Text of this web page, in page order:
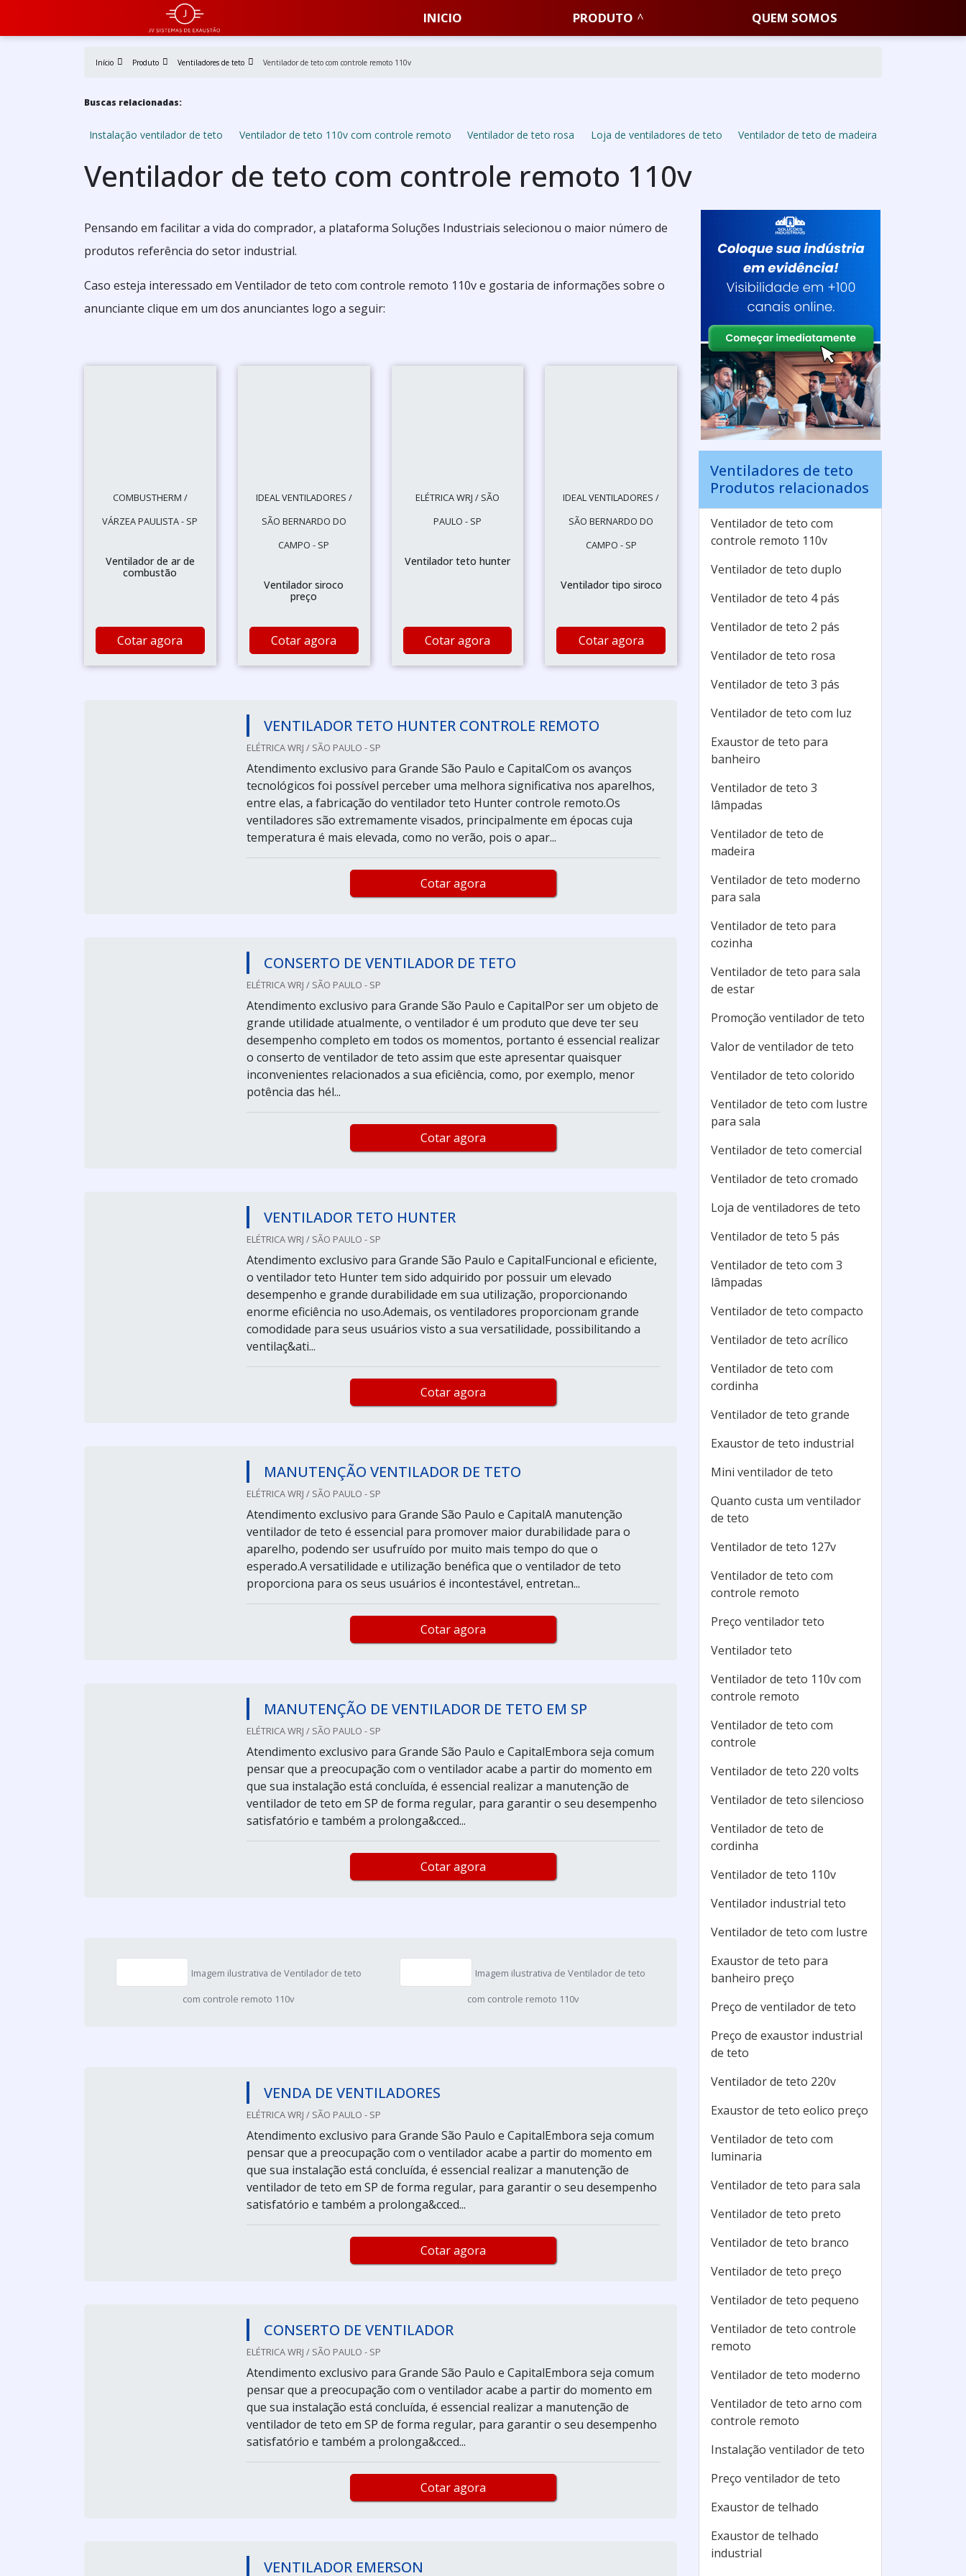
INICIO PRODUTO QUEM SOMOS
Início Produto Ventiladores de teto Ventilador de teto com controle remoto 110v
Buscas relacionadas:
Instalação ventilador de teto Ventilador de teto 110v com controle remoto Ventilador de teto rosa Loja de ventiladores de teto Ventilador de teto de madeira
Ventilador de teto com controle remoto 110v
Pensando em facilitar a vida do comprador, a plataforma Soluções Industriais selecionou o maior número de
produtos referência do setor industrial.
Caso esteja interessado em Ventilador de teto com controle remoto 110v e gostaria de informações sobre o
anunciante clique em um dos anunciantes logo a seguir:
COMBUSTHERM /
VÁRZEA PAULISTA - SP
Ventilador de ar de
combustão
Cotar agora
IDEAL VENTILADORES /
SÃO BERNARDO DO
CAMPO - SP
Ventilador siroco
preço
Cotar agora
ELÉTRICA WRJ / SÃO
PAULO - SP
Ventilador teto hunter
Cotar agora
IDEAL VENTILADORES /
SÃO BERNARDO DO
CAMPO - SP
Ventilador tipo siroco
Cotar agora
VENTILADOR TETO HUNTER CONTROLE REMOTO
ELÉTRICA WRJ / SÃO PAULO - SP
Atendimento exclusivo para Grande São Paulo e CapitalCom os avanços
tecnológicos foi possível perceber uma melhora significativa nos aparelhos,
entre elas, a fabricação do ventilador teto Hunter controle remoto.Os
ventiladores são extremamente visados, principalmente em épocas cuja
temperatura é mais elevada, como no verão, pois o apar...
Cotar agora
CONSERTO DE VENTILADOR DE TETO
ELÉTRICA WRJ / SÃO PAULO - SP
Atendimento exclusivo para Grande São Paulo e CapitalPor ser um objeto de
grande utilidade atualmente, o ventilador é um produto que deve ter seu
desempenho completo em todos os momentos, portanto é essencial realizar
o conserto de ventilador de teto assim que este apresentar quaisquer
inconvenientes relacionados a sua eficiência, como, por exemplo, menor
potência das hél...
Cotar agora
VENTILADOR TETO HUNTER
ELÉTRICA WRJ / SÃO PAULO - SP
Atendimento exclusivo para Grande São Paulo e CapitalFuncional e eficiente,
o ventilador teto Hunter tem sido adquirido por possuir um elevado
desempenho e grande durabilidade em sua utilização, proporcionando
enorme eficiência no uso.Ademais, os ventiladores proporcionam grande
comodidade para seus usuários visto a sua versatilidade, possibilitando a
ventilaç&ati...
Cotar agora
MANUTENÇÃO VENTILADOR DE TETO
ELÉTRICA WRJ / SÃO PAULO - SP
Atendimento exclusivo para Grande São Paulo e CapitalA manutenção
ventilador de teto é essencial para promover maior durabilidade para o
aparelho, podendo ser usufruído por muito mais tempo do que o
esperado.A versatilidade e utilização benéfica que o ventilador de teto
proporciona para os seus usuários é incontestável, entretan...
Cotar agora
MANUTENÇÃO DE VENTILADOR DE TETO EM SP
ELÉTRICA WRJ / SÃO PAULO - SP
Atendimento exclusivo para Grande São Paulo e CapitalEmbora seja comum
pensar que a preocupação com o ventilador acabe a partir do momento em
que sua instalação está concluída, é essencial realizar a manutenção de
ventilador de teto em SP de forma regular, para garantir o seu desempenho
satisfatório e também a prolonga&cced...
Cotar agora
Imagem ilustrativa de Ventilador de teto
com controle remoto 110v
Imagem ilustrativa de Ventilador de teto
com controle remoto 110v
VENDA DE VENTILADORES
ELÉTRICA WRJ / SÃO PAULO - SP
Atendimento exclusivo para Grande São Paulo e CapitalEmbora seja comum
pensar que a preocupação com o ventilador acabe a partir do momento em
que sua instalação está concluída, é essencial realizar a manutenção de
ventilador de teto em SP de forma regular, para garantir o seu desempenho
satisfatório e também a prolonga&cced...
Cotar agora
CONSERTO DE VENTILADOR
ELÉTRICA WRJ / SÃO PAULO - SP
Atendimento exclusivo para Grande São Paulo e CapitalEmbora seja comum
pensar que a preocupação com o ventilador acabe a partir do momento em
que sua instalação está concluída, é essencial realizar a manutenção de
ventilador de teto em SP de forma regular, para garantir o seu desempenho
satisfatório e também a prolonga&cced...
Cotar agora
VENTILADOR EMERSON
Ventiladores de teto
Produtos relacionados
Ventilador de teto com
controle remoto 110v
Ventilador de teto duplo
Ventilador de teto 4 pás
Ventilador de teto 2 pás
Ventilador de teto rosa
Ventilador de teto 3 pás
Ventilador de teto com luz
Exaustor de teto para
banheiro
Ventilador de teto 3
lâmpadas
Ventilador de teto de
madeira
Ventilador de teto moderno
para sala
Ventilador de teto para
cozinha
Ventilador de teto para sala
de estar
Promoção ventilador de teto
Valor de ventilador de teto
Ventilador de teto colorido
Ventilador de teto com lustre
para sala
Ventilador de teto comercial
Ventilador de teto cromado
Loja de ventiladores de teto
Ventilador de teto 5 pás
Ventilador de teto com 3
lâmpadas
Ventilador de teto compacto
Ventilador de teto acrílico
Ventilador de teto com
cordinha
Ventilador de teto grande
Exaustor de teto industrial
Mini ventilador de teto
Quanto custa um ventilador
de teto
Ventilador de teto 127v
Ventilador de teto com
controle remoto
Preço ventilador teto
Ventilador teto
Ventilador de teto 110v com
controle remoto
Ventilador de teto com
controle
Ventilador de teto 220 volts
Ventilador de teto silencioso
Ventilador de teto de
cordinha
Ventilador de teto 110v
Ventilador industrial teto
Ventilador de teto com lustre
Exaustor de teto para
banheiro preço
Preço de ventilador de teto
Preço de exaustor industrial
de teto
Ventilador de teto 220v
Exaustor de teto eolico preço
Ventilador de teto com
luminaria
Ventilador de teto para sala
Ventilador de teto preto
Ventilador de teto branco
Ventilador de teto preço
Ventilador de teto pequeno
Ventilador de teto controle
remoto
Ventilador de teto moderno
Ventilador de teto arno com
controle remoto
Instalação ventilador de teto
Preço ventilador de teto
Exaustor de telhado
Exaustor de telhado
industrial